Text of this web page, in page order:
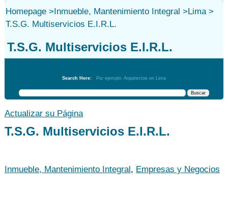
Homepage>Inmueble, Mantenimiento Integral >Lima>
T.S.G. Multiservicios E.I.R.L.
T.S.G. Multiservicios E.I.R.L.
Search Here: Por ejemplo: Arquitectos en Lima
Actualizar su Página
T.S.G. Multiservicios E.I.R.L.
Inmueble, Mantenimiento Integral, Empresas y Negocios